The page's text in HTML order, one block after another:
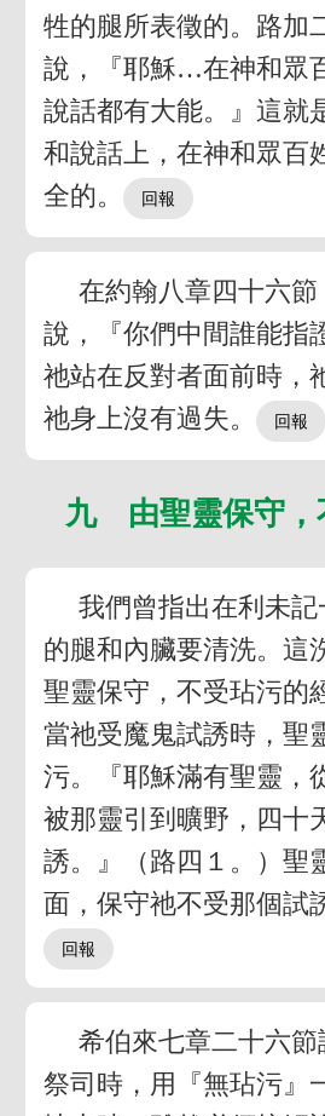
牲的腿所表徵的。路加
說，『耶穌…在神和眾
說話都有大能。』這就
和說話上，在神和眾百
全的。
在約翰八章四十六節
說，『你們中間誰能指
祂站在反對者面前時，
祂身上沒有過失。
九 由聖靈保守，
我們曾指出在利未
的腿和內臟要清洗。這
聖靈保守，不受玷污的
當祂受魔鬼試誘時，聖
污。『耶穌滿有聖靈，
被那靈引到曠野，四十
誘。』（路四１。）聖
面，保守祂不受那個試
希伯來七章二十六
祭司時，用『無玷污』